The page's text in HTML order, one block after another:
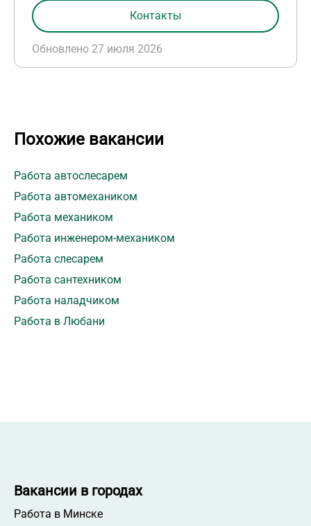
Обновлено 27 июля 2026
Контакты
Похожие вакансии
Работа автослесарем
Работа автомехаником
Работа механиком
Работа инженером-механиком
Работа слесарем
Работа сантехником
Работа наладчиком
Работа в Любани
Вакансии в городах
Работа в Минске